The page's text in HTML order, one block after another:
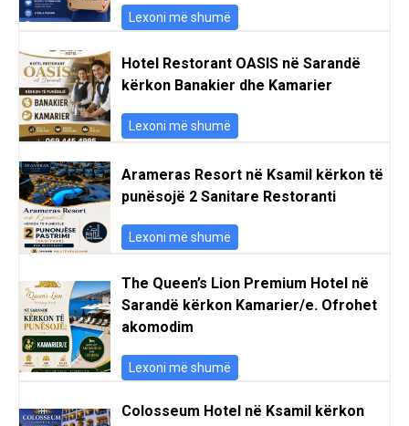
Lexoni më shumë
Hotel Restorant OASIS në Sarandë
kërkon Banakier dhe Kamarier
Lexoni më shumë
Arameras Resort në Ksamil kërkon të
punësojë 2 Sanitare Restoranti
Lexoni më shumë
The Queen’s Lion Premium Hotel në
Sarandë kërkon Kamarier/e. Ofrohet
akomodim
Lexoni më shumë
Colosseum Hotel në Ksamil kërkon